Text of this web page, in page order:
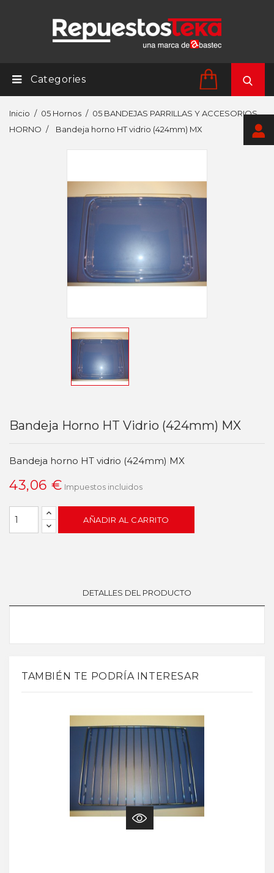
Categories
Inicio 05 Hornos
05 BANDEJAS PARRILLAS Y ACCESORIOS
HORNO
Bandeja horno HT vidrio (424mm) MX
Bandeja Horno HT Vidrio (424mm) MX
Bandeja horno HT vidrio (424mm) MX
43,06 € Impuestos incluidos
AÑADIR AL CARRITO
DETALLES DEL PRODUCTO
TAMBIÉN TE PODRÍA INTERESAR